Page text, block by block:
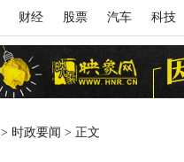
财经 股票 汽车 科技
> 时政要闻 > 正文